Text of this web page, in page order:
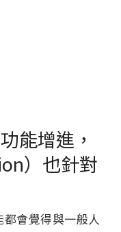
能增進，
）也針對
會覺得與一般人